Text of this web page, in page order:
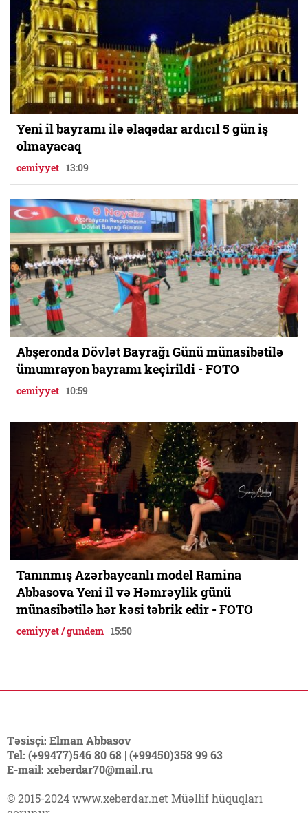
Yeni il bayramı ilə əlaqədar ardıcıl 5 gün iş
olmayacaq
cemiyyet 13:09
Abşeronda Dövlət Bayrağı Günü münasibətilə
ümumrayon bayramı keçirildi - FOTO
cemiyyet 10:59
Tanınmış Azərbaycanlı model Ramina
Abbasova Yeni il və Həmrəylik günü
münasibətilə hər kəsi təbrik edir - FOTO
cemiyyet / gundem 15:50
Təsisçi: Elman Abbasov
Tel: (+99477)546 80 68 | (+99450)358 99 63
E-mail: xeberdar70@mail.ru
© 2015-2024 www.xeberdar.net Müəllif hüquqları